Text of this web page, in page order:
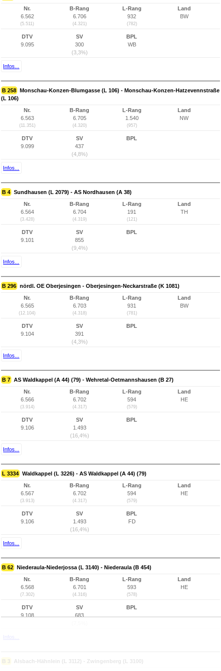
Nr.
6.562
(5.511)
B-Rang
6.706
(4.321)
L-Rang
932
(782)
Land
BW
DTV
9.095
SV
300
(3,3%)
BPL
WB
Infos...
B 258 Monschau-Konzen-Blumgasse (L 106) - Monschau-Konzen-Hatzevennstraße
(L 106)
Nr.
6.563
(11.351)
B-Rang
6.705
(4.320)
L-Rang
1.540
(957)
Land
NW
DTV
9.099
SV
437
(4,8%)
BPL
Infos...
B 4 Sundhausen (L 2079) - AS Nordhausen (A 38)
Nr.
6.564
(3.428)
B-Rang
6.704
(4.319)
L-Rang
191
(121)
Land
TH
DTV
9.101
SV
855
(9,4%)
BPL
Infos...
B 296 nördl. OE Oberjesingen - Oberjesingen-Neckarstraße (K 1081)
Nr.
6.565
(12.104)
B-Rang
6.703
(4.318)
L-Rang
931
(781)
Land
BW
DTV
9.104
SV
391
(4,3%)
BPL
Infos...
B 7 AS Waldkappel (A 44) (79) - Wehretal-Oetmannshausen (B 27)
Nr.
6.566
(3.914)
B-Rang
6.702
(4.317)
L-Rang
594
(579)
Land
HE
DTV
9.106
SV
1.493
(16,4%)
BPL
Infos...
L 3334 Waldkappel (L 3226) - AS Waldkappel (A 44) (79)
Nr.
6.567
(3.913)
B-Rang
6.702
(4.317)
L-Rang
594
(579)
Land
HE
DTV
9.106
SV
1.493
(16,4%)
BPL
FD
Infos...
B 62 Niederaula-Niederjossa (L 3140) - Niederaula (B 454)
Nr.
6.568
(7.302)
B-Rang
6.701
(4.316)
L-Rang
593
(578)
Land
HE
DTV
9.108
SV
683
BPL
Infos...
B 3 Alsbach-Hähnlein (L 3112) - Zwingenberg (L 3100)